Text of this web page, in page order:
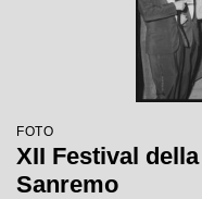
FOTO
XII Festival
Sanremo